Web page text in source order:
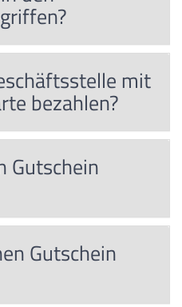
mit
bezahlen?
Gutschein
Gutschein